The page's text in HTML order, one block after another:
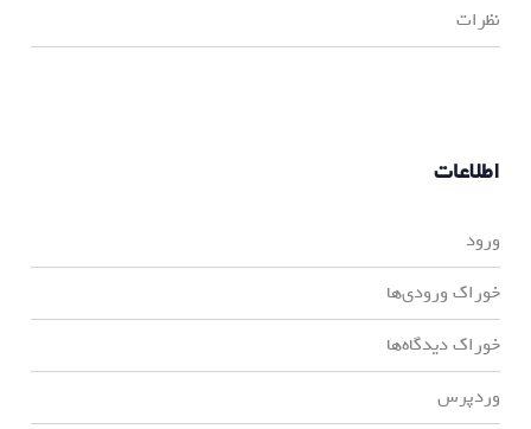
نظرات
اطلاعات
ورود
خوراک ورودی‌ها
خوراک دیدگاه‌ها
وردپرس